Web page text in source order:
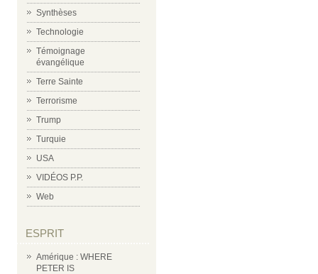
Synthèses
Technologie
Témoignage
évangélique
Terre Sainte
Terrorisme
Trump
Turquie
USA
VIDÉOS P.P.
Web
ESPRIT
Amérique : WHERE
PETER IS